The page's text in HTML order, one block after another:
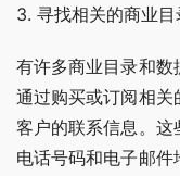
3. 寻找相关的商业
有许多商业目录和
通过购买或订阅相
客户的联系信息。这
电话号码和电子邮